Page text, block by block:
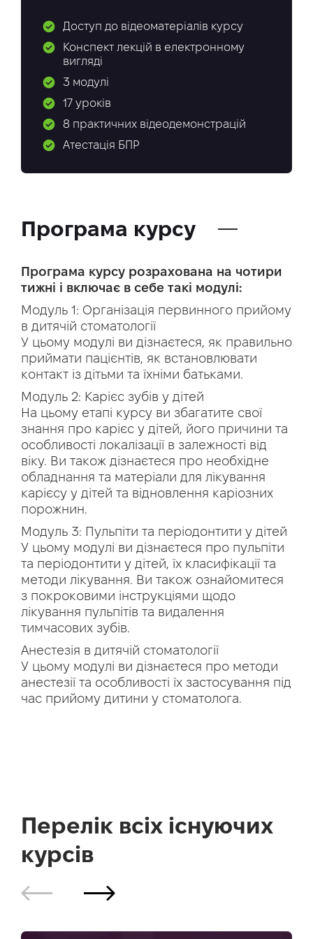
Доступ до відеоматеріалів курсу
Конспект лекцій в електронному
вигляді
3 модулі
17 уроків
8 практичних відеодемонстрацій
Атестація БПР
Програма курсу
Програма курсу розрахована на чотири
тижні і включає в себе такі модулі:
Модуль 1: Організація первинного прийому
в дитячій стоматології
У цьому модулі ви дізнаєтеся, як правильно
приймати пацієнтів, як встановлювати
контакт із дітьми та їхніми батьками.
Модуль 2: Карієс зубів у дітей
На цьому етапі курсу ви збагатите свої
знання про карієс у дітей, його причини та
особливості локалізації в залежності від
віку. Ви також дізнаєтеся про необхідне
обладнання та матеріали для лікування
карієсу у дітей та відновлення каріозних
порожнин.
Модуль 3: Пульпіти та періодонтити у дітей
У цьому модулі ви дізнаєтеся про пульпіти
та періодонтити у дітей, їх класифікації та
методи лікування. Ви також ознайомитеся
з покроковими інструкціями щодо
лікування пульпітів та видалення
тимчасових зубів.
Анестезія в дитячій стоматології
У цьому модулі ви дізнаєтеся про методи
анестезії та особливості їх застосування під
час прийому дитини у стоматолога.
Перелік всіх існуючих
курсів